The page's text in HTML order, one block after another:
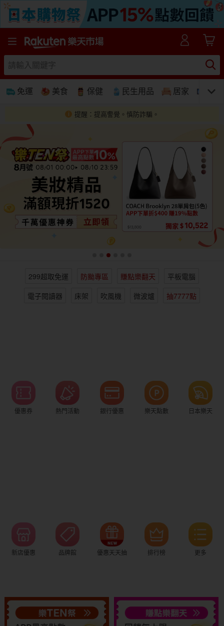
樂天市場線上購物-日本樂天第一大網購平台
免運 美食蛋糕 民生用品
居家生活 3C家電 運動休閒
情趣用品
日本購物 海外直送 電子/紙本書 樂天保險館
免運 美食 保健 民生用品 居家 3C
提醒：提高警覺。慎防詐騙。
299超取免運 防颱專區 賺點樂翻天
平板電腦
電子閱讀器
床架 吹風機 微波爐 抽7777點
優惠券 熱門活動 銀行優惠 樂天點數 日本樂天
新店優惠 品牌館 優惠天天抽 排行榜 更多